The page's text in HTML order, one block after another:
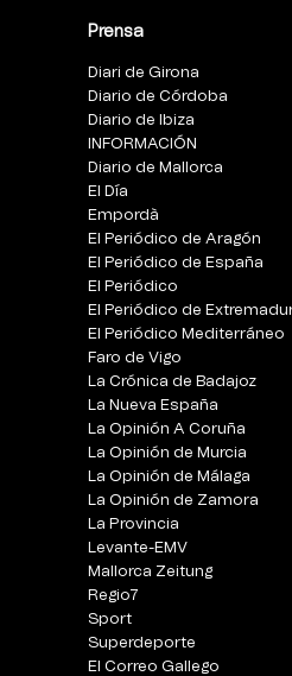
Prensa
Diari de Girona
Diario de Córdoba
Diario de Ibiza
INFORMACIÓN
Diario de Mallorca
El Día
Empordà
El Periódico de Aragón
El Periódico de España
El Periódico
El Periódico de
El Periódico Mediterráneo
Faro de Vigo
La Crónica de Badajoz
La Nueva España
La Opinión A Coruña
La Opinión de Murcia
La Opinión de Málaga
La Opinión de Zamora
La Provincia
Levante-EMV
Mallorca Zeitung
Regio7
Sport
Superdeporte
El Correo Gallego